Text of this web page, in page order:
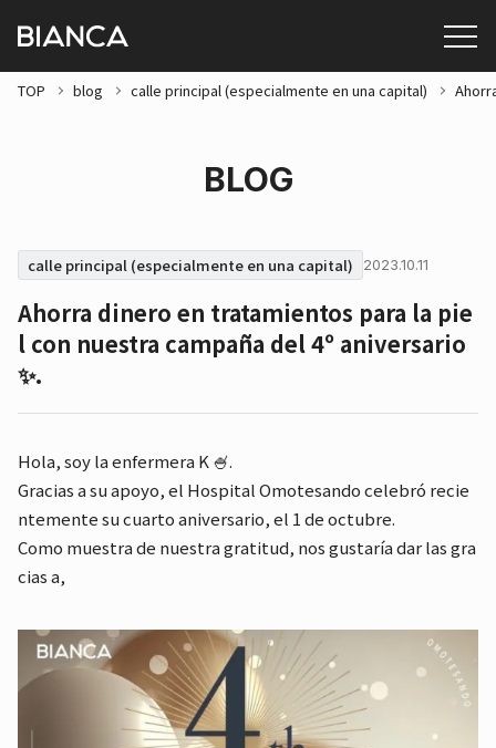
TOP blog calle principal (especialmente en una capital)
BLOG
calle principal (especialmente en una capital) 2023.10.11
Ahorra dinero en tratamientos para la pie
l con nuestra campaña del 4º aniversario
✨.
Hola, soy la enfermera K 🍧.
Gracias a su apoyo, el Hospital Omotesando celebró recie
ntemente su cuarto aniversario, el 1 de octubre.
Como muestra de nuestra gratitud, nos gustaría dar las gra
cias a,